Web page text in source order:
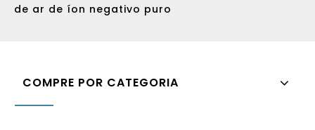
de ar de íon negativo puro
COMPRE POR CATEGORIA